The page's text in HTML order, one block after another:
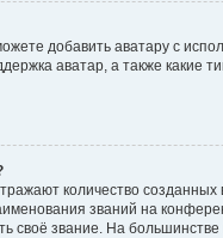
добавить аватару с
аватар, а также какие
количество
званий на
своё звание. На